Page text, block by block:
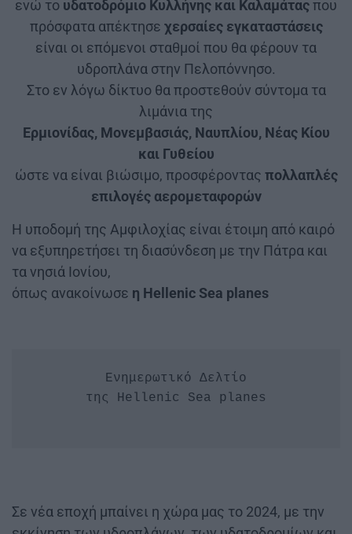
ενώ το υδατοδρόμιο Κυλλήνης και Καλαμάταςπου
πρόσφατα απέκτησε χερσαίες εγκαταστάσεις
είναι οι επόμενοι σταθμοί που θα φέρουν τα
υδροπλάνα στην Πελοπόννησο.
Στο εν λόγω δίκτυο θα προστεθούν σύντομα τα
λιμάνια της
Ερμιονίδας, Μονεμβασιάς, Ναυπλίου, Νέας Κίου
και Γυθείου
ώστε να είναι βιώσιμο, προσφέροντας πολλαπλές
επιλογές αερομεταφορών
Η υποδομή της Αμφιλοχίας είναι έτοιμη από καιρό
να εξυπηρετήσει τη διασύνδεση με την Πάτρα και
τα νησιά Ιονίου,
όπως ανακοίνωσε η Hellenic Sea planes
Ενημερωτικό Δελτίο
της Hellenic Sea planes
Σε νέα εποχή μπαίνει η χώρα μας το 2024, με την